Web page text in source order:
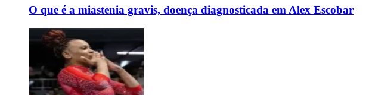
O que é a miastenia gravis, doença diagnosticada em Alex Escobar